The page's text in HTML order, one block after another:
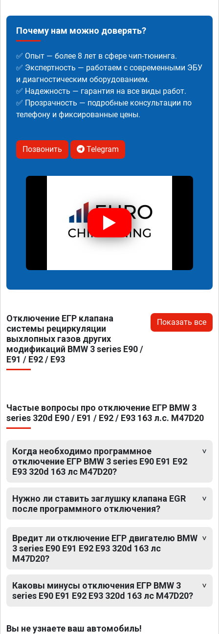
Почему нам можно доверять?
✅ Опыт — более 8 лет в сфере чип-тюнинга.
✅ Экспертность — работаем с современными ЭБУ
и диагностическим оборудованием.
✅ Надежность — гарантия на все виды работ.
✅ Прозрачность — подробные консультации по
телефону и фиксированные цены.
Позвонить Telegram
Отключение ЕГР клапана
системы рециркуляции
выхлопных газов других
модификаций BMW 3 series E90 /
E91 / E92 / E93
Показать все
Частые вопросы про отключение ЕГР BMW 3
series 320d E90 / E91 / E92 / E93 163 л.с. M47D20
Когда необходимо программное
отключение ЕГР BMW 3 series E90 E91 E92
E93 320d 163 лс M47D20?
Нужно ли ставить заглушку клапана EGR
после программного отключения?
Вредит ли отключение ЕГР двигателю BMW
3 series E90 E91 E92 E93 320d 163 лс
M47D20?
Каковы минусы отключения ЕГР BMW 3
series E90 E91 E92 E93 320d 163 лс M47D20?
Вы не узнаете ваш автомобиль!